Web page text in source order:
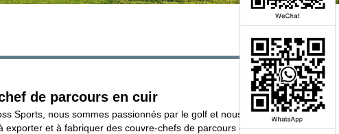
de parcours en cuir
Sports, nous sommes passionnés par le golf et nous nous
exporter et à fabriquer des couvre-chefs de parcours en cuir